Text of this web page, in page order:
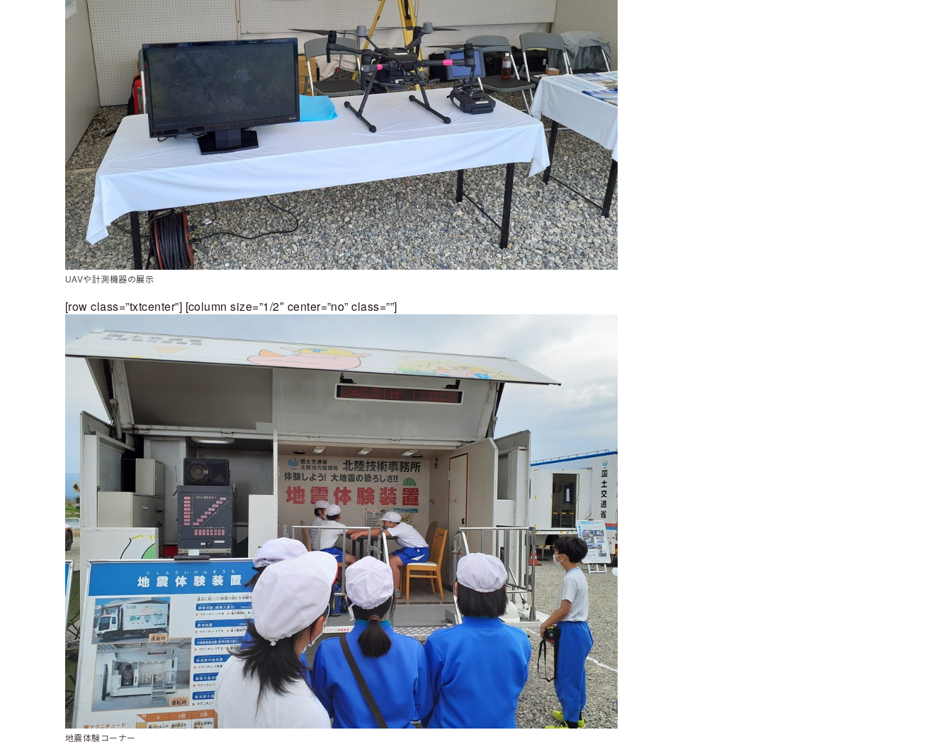
UAVや計測機器の展示
[row class=”txtcenter”] [column size=”1/2″ center=”no” class=””]
地震体験コーナー